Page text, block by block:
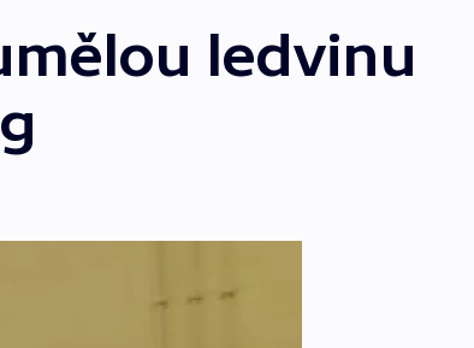
ledvinu